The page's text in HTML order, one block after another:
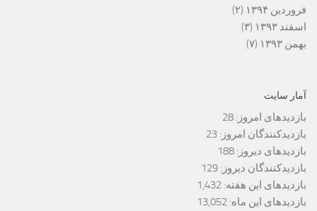
فروردین ۱۳۹۴
(۲)
اسفند ۱۳۹۳
(۳)
بهمن ۱۳۹۳
(۷)
آمار سایت
بازدیدهای امروز: 28
بازدیدکنندگان امروز: 23
بازدیدهای دیروز: 188
بازدیدکنندگان دیروز: 129
بازدیدهای این هفته: 1,432
بازدیدهای این ماه: 13,052